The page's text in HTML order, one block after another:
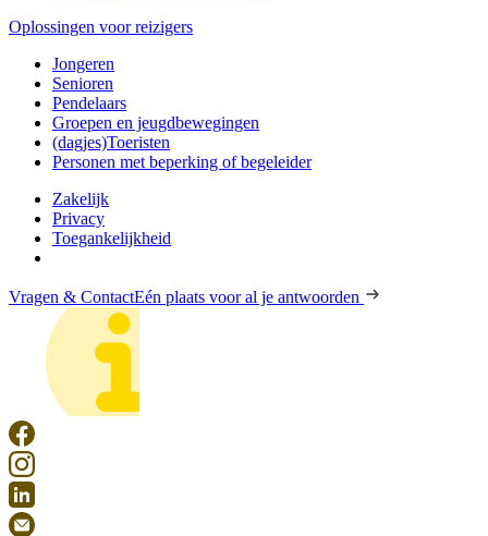
Oplossingen voor reizigers
Jongeren
Senioren
Pendelaars
Groepen en jeugdbewegingen
(dagjes)Toeristen
Personen met beperking of begeleider
Zakelijk
Privacy
Toegankelijkheid
Vragen & ContactEén plaats voor al je antwoorden